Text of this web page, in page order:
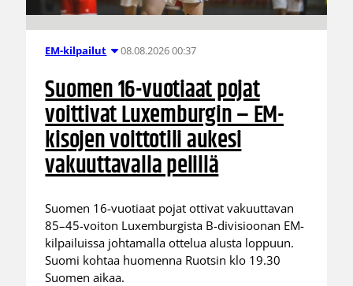
EM-kilpailut 08.08.2026 00:37
Suomen 16-vuotiaat pojat
voittivat Luxemburgin – EM-
kisojen voittotili aukesi
vakuuttavalla pelillä
Suomen 16-vuotiaat pojat ottivat vakuuttavan
85–45-voiton Luxemburgista B-divisioonan EM-
kilpailuissa johtamalla ottelua alusta loppuun.
Suomi kohtaa huomenna Ruotsin klo 19.30
Suomen aikaa.